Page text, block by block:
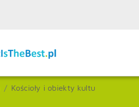
Kościoły i obiekty kultu